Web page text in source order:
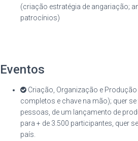
(criação estratégia de angariação;
patrocínios)
Eventos
Criação, Organização e
completos e chave na mão); quer
pessoas, de um lançamento de
para + de 3.500 participantes, quer
país.